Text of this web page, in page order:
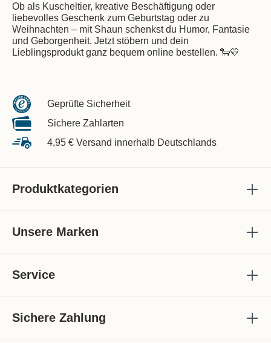
Ob als Kuscheltier, kreative Beschäftigung oder
liebevolles Geschenk zum Geburtstag oder zu
Weihnachten – mit Shaun schenkst du Humor, Fantasie
und Geborgenheit. Jetzt stöbern und dein
Lieblingsprodukt ganz bequem online bestellen. 🐑💛
Geprüfte Sicherheit
Sichere Zahlarten
4,95 € Versand innerhalb Deutschlands
Produktkategorien
Unsere Marken
Service
Sichere Zahlung